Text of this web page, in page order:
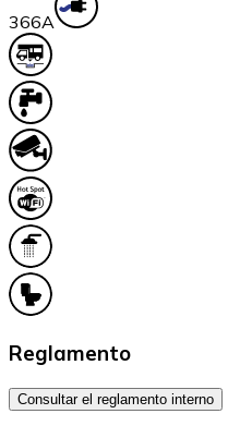
366A
Reglamento
Consultar el reglamento interno